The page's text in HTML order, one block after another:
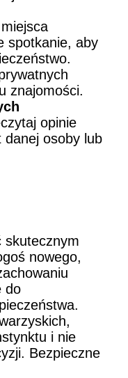
spotkanie, aby
znajomości.
opinie
danej osoby lub
skutecznym
nowego,
do
i nie
Bezpieczne